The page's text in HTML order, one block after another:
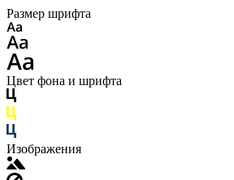
Размер шрифта
Цвет фона и шрифта
Изображения